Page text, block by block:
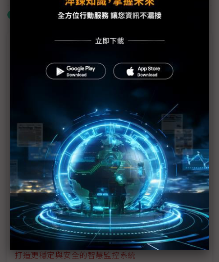
什麼是「關鍵字追蹤」
商情專輯－2018台灣電路板產業國際展覽會
TPCA Show 2018正式登場 聚焦智慧製造與5G新材
TPCA Show展現5G生態新鏈結 落實AI應用新思維
抑制行動裝置電磁干擾 從PCB設計方向著手
車用電子PCB技術與研發方向
igus CAN BUS匯流排電纜助快速資料交換
KC Global國際貿易提供鐵氟龍加工製品的完整產品
服務
導入綠色製程 公司才能長治久安
打造更穩定與安全的智慧監控系統